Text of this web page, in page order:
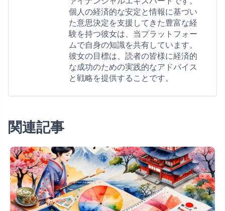
個人の経済的な安定と情報に基づい
た意思決定を支援してきた豊富な経
験を持つ彼女は、当プラットフォー
ムで自身の知識を共有しています。
彼女の目標は、読者の皆様に経済的
な成功のための実践的なアドバイス
と戦略を提供することです。
関連記事